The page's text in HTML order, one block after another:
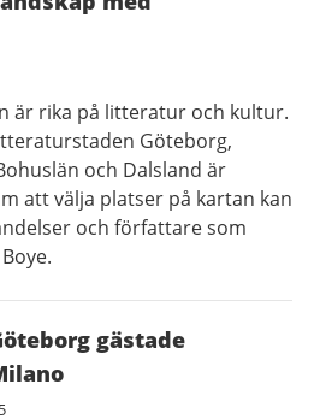
är rika på litteratur och kultur.
Göteborg,
och Dalsland är
att välja platser på kartan kan
och författare som
gästade